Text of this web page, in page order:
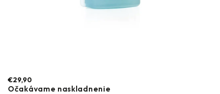
€29,90
Očakávame naskladnenie